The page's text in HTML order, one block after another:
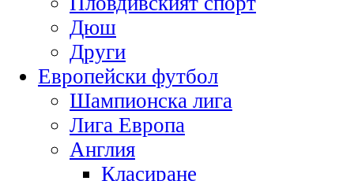
Дюш
Други
Европейски футбол
Шампионска лига
Лига Европа
Англия
Класиране